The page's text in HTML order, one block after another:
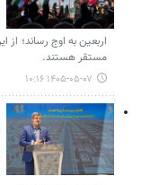
مستقر هستند.
۱۴۰۵-۰۵-۰۷ ۱۰:۱۶